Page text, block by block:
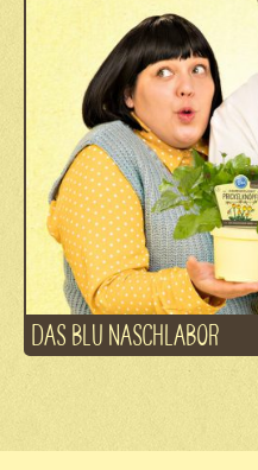
DAS BLU NASCHLABOR